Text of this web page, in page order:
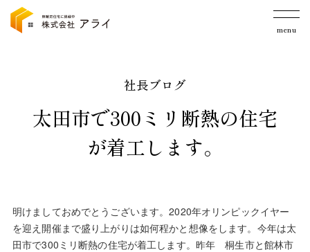
menu
社長ブログ
太田市で300ミリ断熱の住宅
が着工します。
明けましておめでとうございます。2020年オリンピックイヤー
を迎え開催まで盛り上がりは如何程かと想像をします。今年は太
田市で300ミリ断熱の住宅が着工します。昨年 桐生市と館林市